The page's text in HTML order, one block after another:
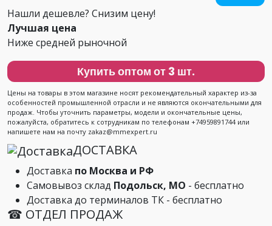
Нашли дешевле? Снизим цену!
Лучшая цена
Ниже средней рыночной
Купить оптом от 3 шт.
Цены на товары в этом магазине носят рекомендательный характер из-за
особенностей промышленной отрасли и не являются окончательными для
продаж. Чтобы уточнить параметры, модели и окончательные цены,
пожалуйста, обратитесь к сотрудникам по телефонам +74959891744 или
напишете нам на почту zakaz@mmexpert.ru
ДОСТАВКА
Доставка по Москва и РФ
Самовывоз склад Подольск, МО - бесплатно
Доставка до терминалов ТК - бесплатно
☎ ОТДЕЛ ПРОДАЖ